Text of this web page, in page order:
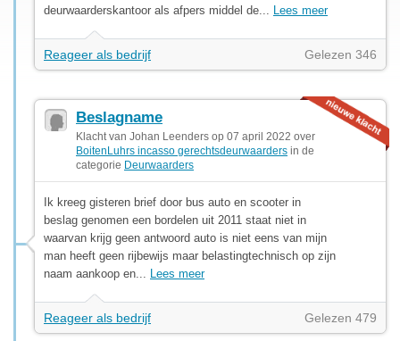
deurwaarderskantoor als afpers middel de... Lees meer
Reageer als bedrijf Gelezen 346
Beslagname
Klacht van Johan Leenders op 07 april 2022 over
BoitenLuhrs incasso gerechtsdeurwaarders in de
categorie Deurwaarders
Ik kreeg gisteren brief door bus auto en scooter in
beslag genomen een bordelen uit 2011 staat niet in
waarvan krijg geen antwoord auto is niet eens van mijn
man heeft geen rijbewijs maar belastingtechnisch op zijn
naam aankoop en... Lees meer
Reageer als bedrijf Gelezen 479